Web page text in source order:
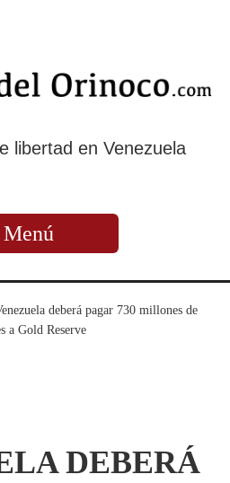
libertad en Venezuela
Menú
deberá pagar 730 millones de
a Gold Reserve
DEBERÁ